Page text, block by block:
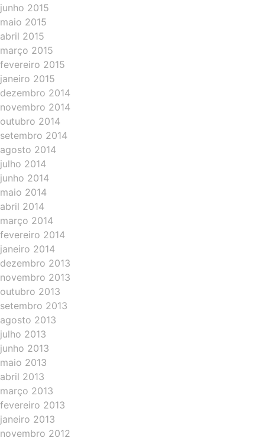
junho 2015
maio 2015
abril 2015
março 2015
fevereiro 2015
janeiro 2015
dezembro 2014
novembro 2014
outubro 2014
setembro 2014
agosto 2014
julho 2014
junho 2014
maio 2014
abril 2014
março 2014
fevereiro 2014
janeiro 2014
dezembro 2013
novembro 2013
outubro 2013
setembro 2013
agosto 2013
julho 2013
junho 2013
maio 2013
abril 2013
março 2013
fevereiro 2013
janeiro 2013
novembro 2012